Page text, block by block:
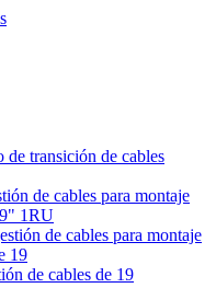
de transición de cables
de cables para montaje
1RU
de cables para montaje
19
de cables de 19